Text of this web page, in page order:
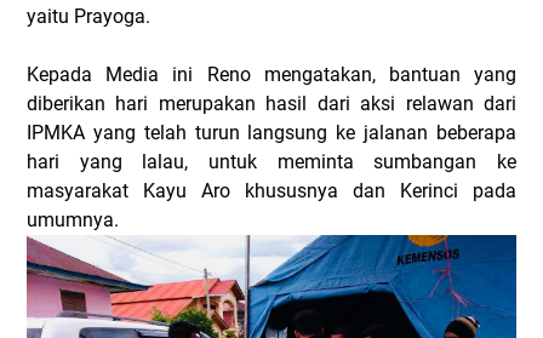
yaitu Prayoga.
Kepada Media ini Reno mengatakan, bantuan yang
diberikan hari merupakan hasil dari aksi relawan dari
IPMKA yang telah turun langsung ke jalanan beberapa
hari yang lalau, untuk meminta sumbangan ke
masyarakat Kayu Aro khususnya dan Kerinci pada
umumnya.